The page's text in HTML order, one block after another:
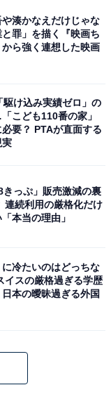
フェルマーの料
ブル主演を務
を演じていま
げてくれそうだ
ははっきり言え
代女性／東京
」などのコメン
から（40代女性
っかりとしてい
代女性／大阪
湊かなえだけじゃな
罪」を描く『映画ち
から強く連想した映画
駆け込み実績ゼロ」の
こども110番の家」
要？ PTAが直面する
実
きっぷ」販売激減の裏
連続利用の厳格化だけ
本当の理由」
に冷たいのはどっちな
イスの厳格過ぎる学歴
本の曖昧過ぎる外国